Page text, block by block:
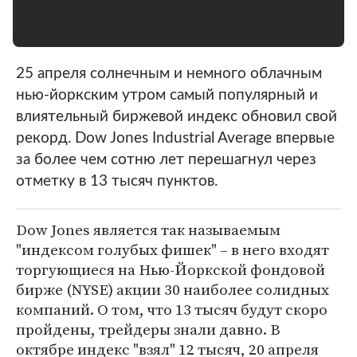
25 апреля солнечным и немного облачным
нью-йоркским утром самый популярный и
влиятельный биржевой индекс обновил свой
рекорд. Dow Jones Industrial Average впервые
за более чем сотню лет перешагнул через
отметку в 13 тысяч пунктов.
Dow Jones является так называемым
"индексом голубых фишек" – в него входят
торгующиеся на Нью-Йоркской фондовой
бирже (NYSE) акции 30 наиболее солидных
компаний. О том, что 13 тысяч будут скоро
пройдены, трейдеры знали давно. В
октябре индекс "взял" 12 тысяч, 20 апреля